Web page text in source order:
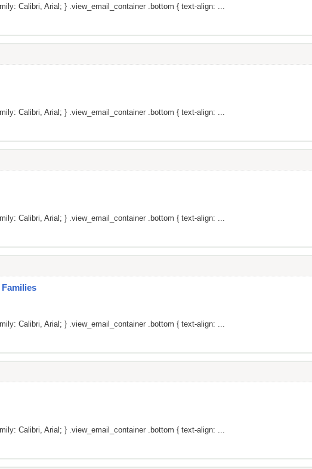
Calibri, Arial; } .view_email_container .bottom { text-align: ...
Calibri, Arial; } .view_email_container .bottom { text-align: ...
Calibri, Arial; } .view_email_container .bottom { text-align: ...
Calibri, Arial; } .view_email_container .bottom { text-align: ...
Calibri, Arial; } .view_email_container .bottom { text-align: ...